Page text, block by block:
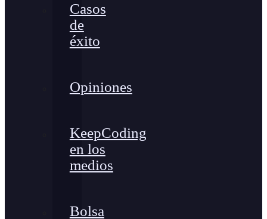
Casos
de
éxito
Opiniones
KeepCoding
en los
medios
Bolsa